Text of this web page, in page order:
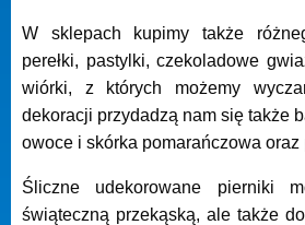
W sklepach kupimy także
perełki, pastylki, czekoladowe
wiórki, z których możemy
dekoracji przydadzą nam się także
owoce i skórka pomarańczowa oraz
Śliczne udekorowane pierniki
świąteczną przekąską, ale także